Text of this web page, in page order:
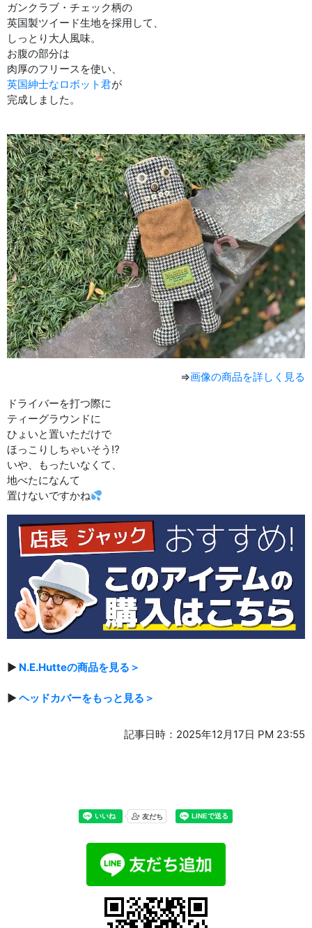
ガンクラブ・チェック柄の
英国製ツイード生地を採用して、
しっとり大人風味。
お腹の部分は
肉厚のフリースを使い、
英国紳士なロボット君が
完成しました。
⇒画像の商品を詳しく見る
ドライバーを打つ際に
ティーグラウンドに
ひょいと置いただけで
ほっこりしちゃいそう⁉︎
いや、もったいなくて、
地べたになんて
置けないですかね
▶ N.E.Hutteの商品を見る＞
▶ヘッドカバーをもっと見る＞
記事日時：2025年12月17日 PM 23:55